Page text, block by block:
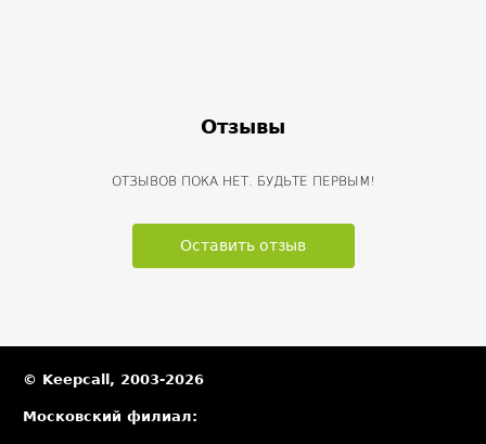
Отзывы
ОТЗЫВОВ ПОКА НЕТ. БУДЬТЕ ПЕРВЫМ!
Оставить отзыв
© Keepcall, 2003-2026
Московский филиал: